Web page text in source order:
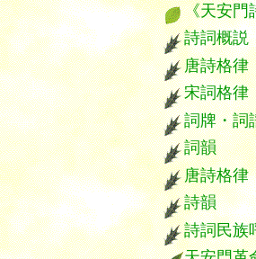
《天安門
詩詞概説
唐詩格
宋詞格律
詞牌・詞
詞韻
唐詩格
詩韻
詩詞民族